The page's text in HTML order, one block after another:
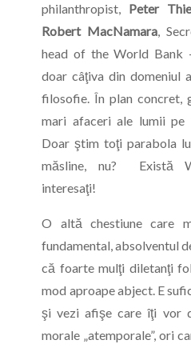
philanthropist, Peter
Robert MacNamara ,
head of the World Bank
doar câţiva din domeniul
filosofie. În plan concret,
mari afaceri ale lumii pe
Doar ştim toţi parabola
măsline, nu? Există
interesaţi!
O altă chestiune care
fundamental, absolventul
că foarte mulţi diletanţi
mod aproape abject. E
şi vezi afişe care îţi vor
morale „atemporale”, ori